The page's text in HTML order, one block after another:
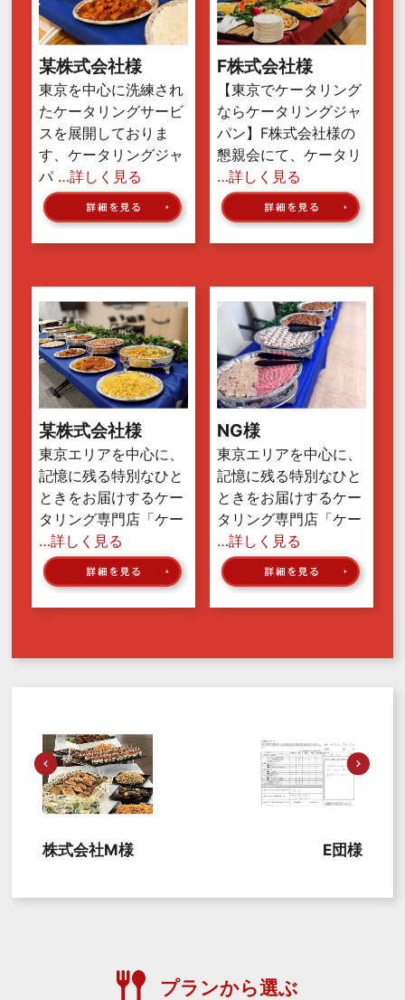
某株式会社様
東京を中心に洗練され
たケータリングサービ
スを展開しておりま
す、ケータリングジャ
パ …詳しく見る
F株式会社様
【東京でケータリング
ならケータリングジャ
パン】F株式会社様の
懇親会にて、ケータリ
…詳しく見る
某株式会社様
東京エリアを中心に、
記憶に残る特別なひと
ときをお届けするケー
タリング専門店「ケー
…詳しく見る
NG様
東京エリアを中心に、
記憶に残る特別なひと
ときをお届けするケー
タリング専門店「ケー
…詳しく見る
株式会社M様 E団様
プランから選ぶ